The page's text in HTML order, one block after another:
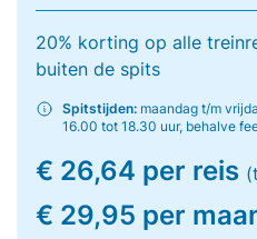
20% korting op alle
buiten de spits
Spitstijden: maandag t/m
16.00 tot 18.30 uur, behalve
€ 26,64 per reis
€ 29,95 per